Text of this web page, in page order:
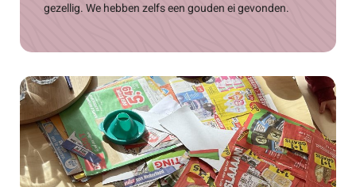
gezellig. We hebben zelfs een gouden ei gevonden.